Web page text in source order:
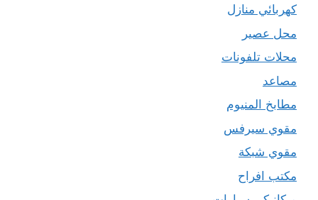
كهربائي منازل
محل عصير
محلات تلفونات
مصاعد
مطابخ المنيوم
مقوي سيرفس
مقوي شبكة
مكتب افراح